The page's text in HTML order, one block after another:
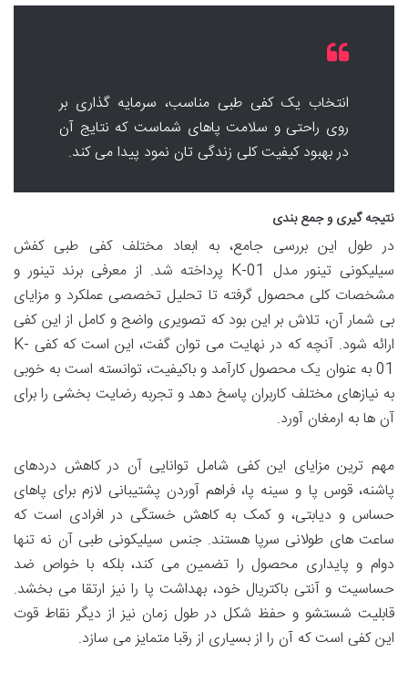
انتخاب یک کفی طبی مناسب، سرمایه گذاری بر
روی راحتی و سلامت پاهای شماست که نتایج آن
در بهبود کیفیت کلی زندگی تان نمود پیدا می کند.
نتیجه گیری و جمع بندی
در طول این بررسی جامع، به ابعاد مختلف کفی طبی کفش
سیلیکونی تینور مدل K-01 پرداخته شد. از معرفی برند تینور و
مشخصات کلی محصول گرفته تا تحلیل تخصصی عملکرد و مزایای
بی شمار آن، تلاش بر این بود که تصویری واضح و کامل از این کفی
ارائه شود. آنچه که در نهایت می توان گفت، این است که کفی K-
01 به عنوان یک محصول کارآمد و باکیفیت، توانسته است به خوبی
به نیازهای مختلف کاربران پاسخ دهد و تجربه رضایت بخشی را برای
آن ها به ارمغان آورد.
مهم ترین مزایای این کفی شامل توانایی آن در کاهش دردهای
پاشنه، قوس پا و سینه پا، فراهم آوردن پشتیبانی لازم برای پاهای
حساس و دیابتی، و کمک به کاهش خستگی در افرادی است که
ساعت های طولانی سرپا هستند. جنس سیلیکونی طبی آن نه تنها
دوام و پایداری محصول را تضمین می کند، بلکه با خواص ضد
حساسیت و آنتی باکتریال خود، بهداشت پا را نیز ارتقا می بخشد.
قابلیت شستشو و حفظ شکل در طول زمان نیز از دیگر نقاط قوت
این کفی است که آن را از بسیاری از رقبا متمایز می سازد.